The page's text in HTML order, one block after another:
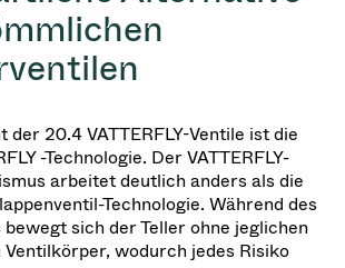
der 20.4 VATTERFLY-Ventile ist die
-Technologie. Der VATTERFLY-
arbeitet deutlich anders als die
Technologie. Während des
sich der Teller ohne jeglichen
wodurch jedes Risiko